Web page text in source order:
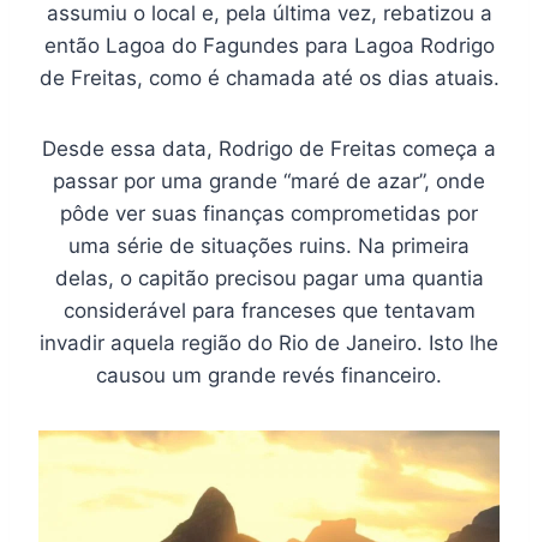
assumiu o local e, pela última vez, rebatizou a
então Lagoa do Fagundes para Lagoa Rodrigo
de Freitas, como é chamada até os dias atuais.
Desde essa data, Rodrigo de Freitas começa a
passar por uma grande “maré de azar”, onde
pôde ver suas finanças comprometidas por
uma série de situações ruins. Na primeira
delas, o capitão precisou pagar uma quantia
considerável para franceses que tentavam
invadir aquela região do Rio de Janeiro. Isto lhe
causou um grande revés financeiro.